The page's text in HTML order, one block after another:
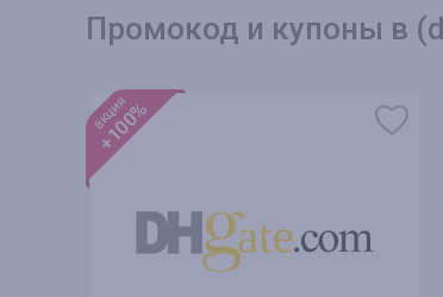
Промокод и купоны в
акция
+100%